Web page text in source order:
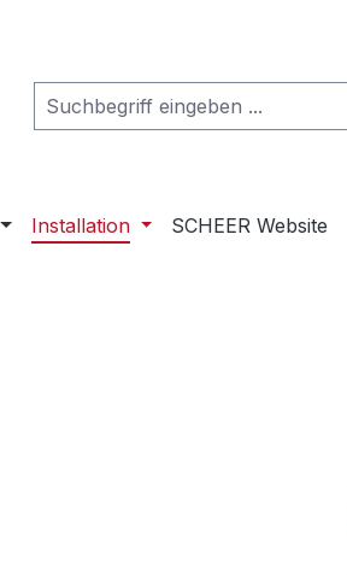
Installation SCHEER Website